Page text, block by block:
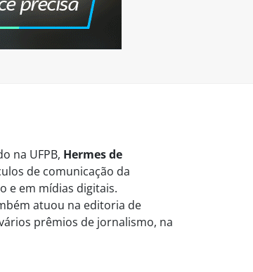
na UFPB, Hermes de
de comunicação da
e em mídias digitais.
atuou na editoria de
prêmios de jornalismo, na